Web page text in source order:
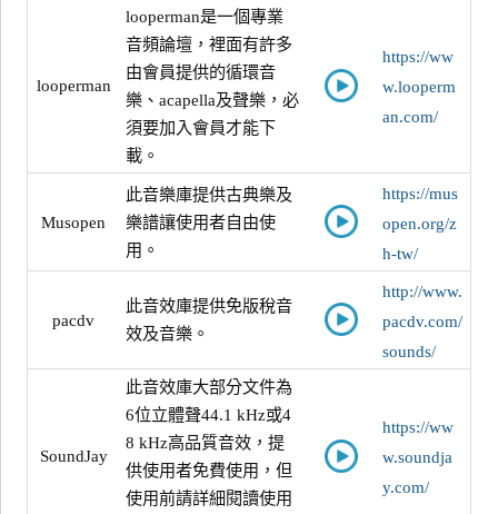
looperman
looperman是一個專業
音頻論壇，裡面有許多
由會員提供的循環音
樂、acapella及聲樂，必
須要加入會員才能下
載。
https://ww
w.looperm
an.com/
Musopen
此音樂庫提供古典樂及
樂譜讓使用者自由使
用。
https://mus
open.org/z
h-tw/
pacdv
此音效庫提供免版稅音
效及音樂。
http://www.
pacdv.com/
sounds/
SoundJay
此音效庫大部分文件為
6位立體聲44.1 kHz或4
8 kHz高品質音效，提
供使用者免費使用，但
使用前請詳細閱讀使用
https://ww
w.soundja
y.com/